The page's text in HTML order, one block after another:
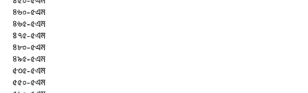
৪৬০-৫এম
৪৬৫-৫এম
৪৭৫-৫এম
৪৮০-৫এম
৪৯৫-৫এম
৫৩৫-৫এম
৫৫০-৫এম